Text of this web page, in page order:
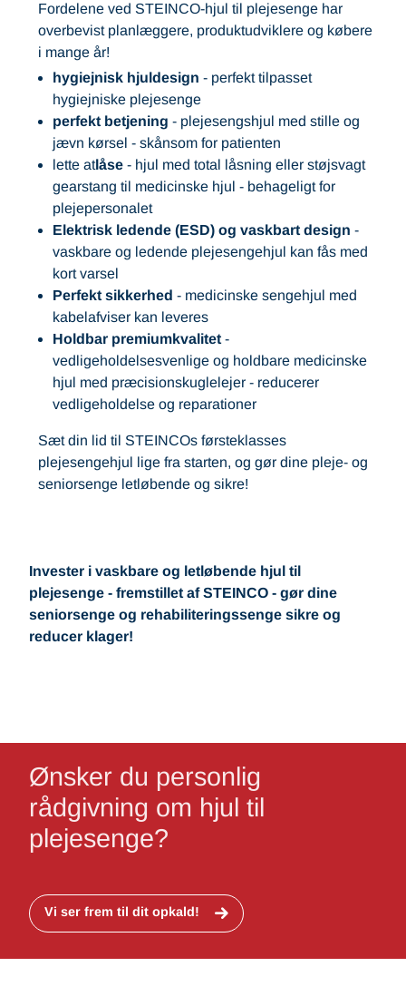
Fordelene ved STEINCO-hjul til plejesenge har
overbevist planlæggere, produktudviklere og købere
i mange år!
hygiejnisk hjuldesign - perfekt tilpasset
hygiejniske plejesenge
perfekt betjening - plejesengshjul med stille og
jævn kørsel - skånsom for patienten
lette atlåse - hjul med total låsning eller støjsvagt
gearstang til medicinske hjul - behageligt for
plejepersonalet
Elektrisk ledende (ESD) og vaskbart design -
vaskbare og ledende plejesengehjul kan fås med
kort varsel
Perfekt sikkerhed - medicinske sengehjul med
kabelafviser kan leveres
Holdbar premiumkvalitet -
vedligeholdelsesvenlige og holdbare medicinske
hjul med præcisionskuglelejer - reducerer
vedligeholdelse og reparationer
Sæt din lid til STEINCOs førsteklasses
plejesengehjul lige fra starten, og gør dine pleje- og
seniorsenge letløbende og sikre!
Invester i vaskbare og letløbende hjul til
plejesenge - fremstillet af STEINCO - gør dine
seniorsenge og rehabiliteringssenge sikre og
reducer klager!
Ønsker du personlig
rådgivning om hjul til
plejesenge?
Vi ser frem til dit opkald!